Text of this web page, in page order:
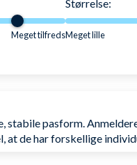
forståeligt
Meget tilfreds
Størrelse:
Meget lille
pasform.
at de har forskellige